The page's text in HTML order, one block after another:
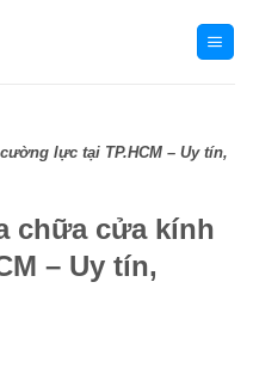
lực tại TP.HCM – Uy tín,
chữa cửa kính
– Uy tín,